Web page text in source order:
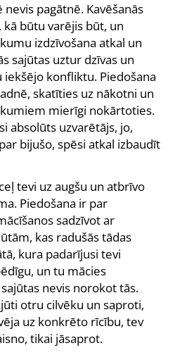
nevis pagātnē. Kavēšanās
būtu varējis būt, un
izdzīvošana atkal un
sajūtas uztur dzīvas un
konfliktu. Piedošana
skatīties uz nākotni un
mierīgi nokārtoties.
absolūts uzvarētājs, jo,
bijušo, spēsi atkal izbaudīt
tevi uz augšu un atbrīvo
Piedošana ir par
sadzīvot ar
kas radušās tādas
kura padarījusi tevi
un tu mācies
nevis norokot tās.
otru cilvēku un saproti,
uz konkrēto rīcību, tev
tikai jāsaprot.